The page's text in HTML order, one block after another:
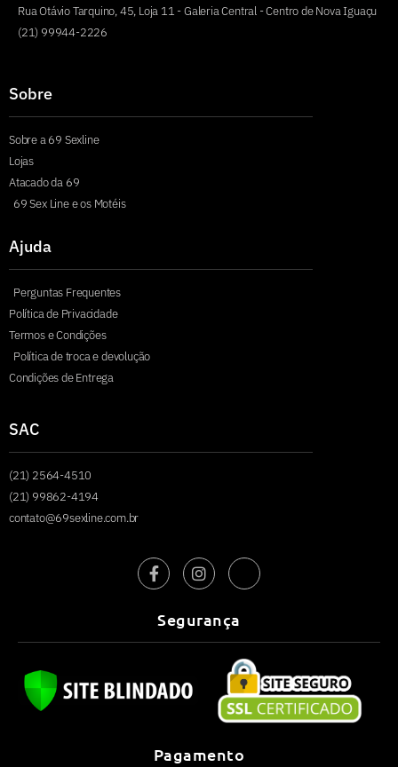
Rua Otávio Tarquino, 45, Loja 11 - Galeria Central - Centro de Nova Iguaçu
(21) 99944-2226
Sobre
Sobre a 69 Sexline
Lojas
Atacado da 69
69 Sex Line e os Motéis
Ajuda
Perguntas Frequentes
Política de Privacidade
Termos e Condições
Política de troca e devolução
Condições de Entrega
SAC
(21) 2564-4510
(21) 99862-4194
contato@69sexline.com.br
Segurança
Pagamento